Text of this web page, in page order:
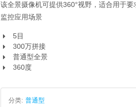
该全景摄像机可提供360°视野，适合用于
监控应用场景
5目
300万拼接
普通型全景
360度
分类:普通型